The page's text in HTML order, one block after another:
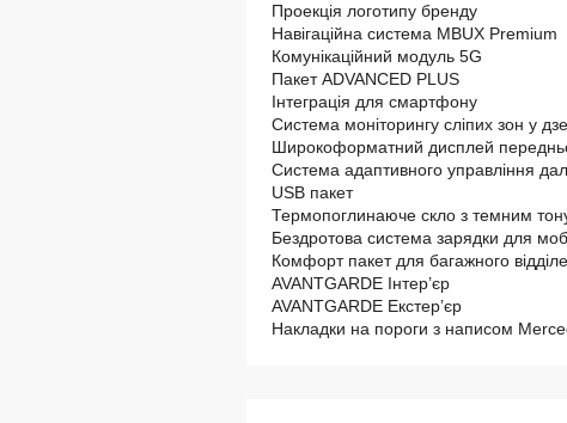
Проекція логотипу бренду
Навігаційна система MBUX Premium
Комунікаційний модуль 5G
Пакет ADVANCED PLUS
Інтеграція для смартфону
Система моніторингу сліпих зон у
Широкоформатний дисплей
Система адаптивного управління
USB пакет
Термопоглинаюче скло з темним
Бездротова система зарядки для
Комфорт пакет для багажного
AVANTGARDE Інтер’єр
AVANTGARDE Екстер’єр
Накладки на пороги з написом